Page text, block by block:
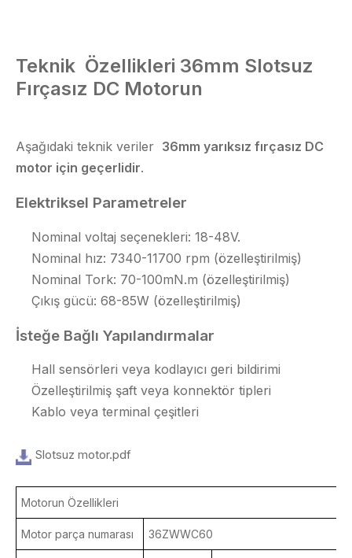
Teknik Özellikleri 36mm Slotsuz
Fırçasız DC Motorun
Aşağıdaki teknik veriler 36mm yarıksız fırçasız DC
motor için geçerlidir.
Elektriksel Parametreler
Nominal voltaj seçenekleri: 18-48V.
Nominal hız: 7340-11700 rpm (özelleştirilmiş)
Nominal Tork: 70-100mN.m (özelleştirilmiş)
Çıkış gücü: 68-85W (özelleştirilmiş)
İsteğe Bağlı Yapılandırmalar
Hall sensörleri veya kodlayıcı geri bildirimi
Özelleştirilmiş şaft veya konnektör tipleri
Kablo veya terminal çeşitleri
Slotsuz motor.pdf
Motorun Özellikleri
Motor parça numarası 36ZWWC60